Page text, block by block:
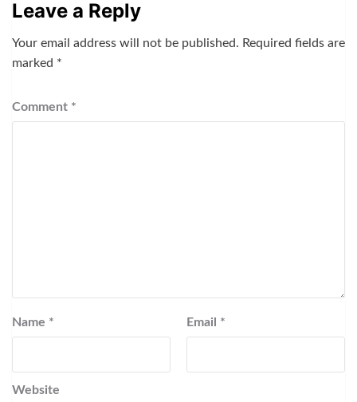
Leave a Reply
Your email address will not be published. Required fields are
marked *
Comment *
Name * Email *
Website